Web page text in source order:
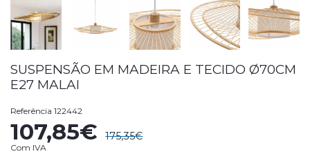
SUSPENSÃO EM MADEIRA E TECIDO Ø70CM
E27 MALAI
Referência 122442
107,85€ 175,35€
Com IVA